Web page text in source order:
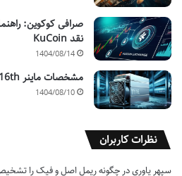
صرافی کوکوین:
نقد KuCoin
1404/08/14
مشخصات ماینر T1 16th – بررسی کامل و قیمت روز
1404/08/10
نظرات کاربران
سپهر یاوریدر چگونه ریمل اصل و فیک را